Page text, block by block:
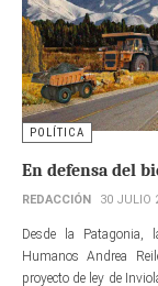
POLÍTICA
En defensa del
REDACCIÓN 30 JULIO
Desde la Patagonia,
Humanos Andrea
proyecto de ley de